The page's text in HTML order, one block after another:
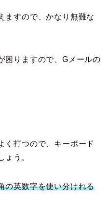
ますので、かなり無難な
困りますので、Gメールの
く打つので、キーボード
ょう。
の英数字を使い分けれる